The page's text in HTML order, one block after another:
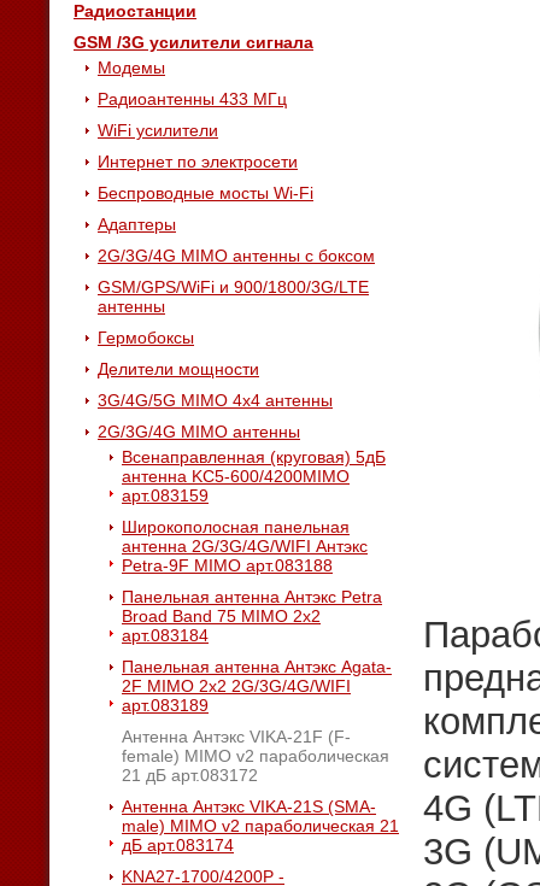
Радиостанции
GSM /3G усилители сигнала
Модемы
Радиоантенны 433 МГц
WiFi усилители
Интернет по электросети
Беспроводные мосты Wi-Fi
Адаптеры
2G/3G/4G MIMO антенны с боксом
GSM/GPS/WiFi и 900/1800/3G/LTE
антенны
Гермобоксы
Делители мощности
3G/4G/5G MIMO 4x4 антенны
2G/3G/4G MIMO антенны
Всенаправленная (круговая) 5дБ
антенна KC5-600/4200MIMO
арт.083159
Широкополосная панельная
антенна 2G/3G/4G/WIFI Антэкс
Petra-9F MIMO арт.083188
Панельная антенна Антэкс Petra
Broad Band 75 MIMO 2x2
арт.083184
Панельная антенна Антэкс Agata-
2F MIMO 2x2 2G/3G/4G/WIFI
арт.083189
Антенна Антэкс VIKA-21F (F-
female) MIMO v2 параболическая
21 дБ арт.083172
Антенна Антэкс VIKA-21S (SMA-
male) MIMO v2 параболическая 21
дБ арт.083174
KNA27-1700/4200P -
4G
3G